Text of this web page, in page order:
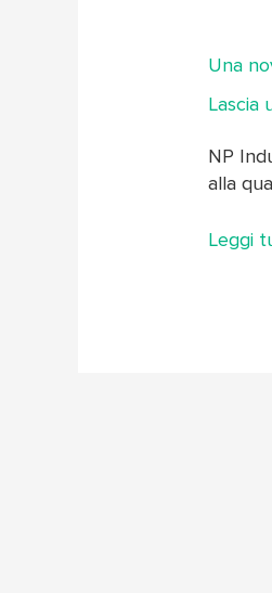
Una
Lascia
NP
alla
Leggi